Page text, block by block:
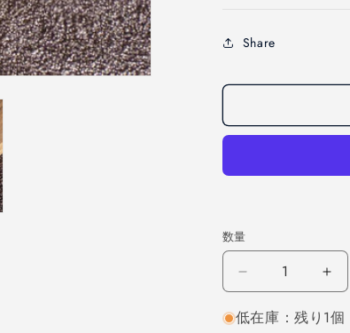
Share
数量
ク
チ
ク
低在庫：残り1個